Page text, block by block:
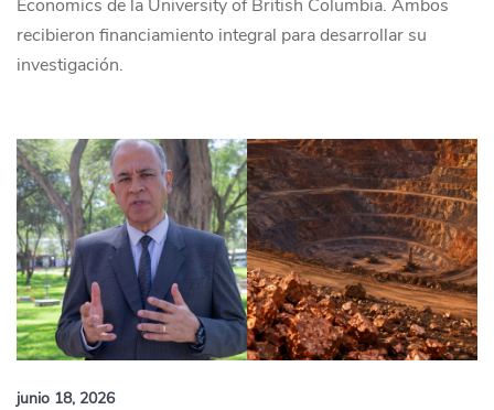
Economics de la University of British Columbia. Ambos
recibieron financiamiento integral para desarrollar su
investigación.
junio 18, 2026